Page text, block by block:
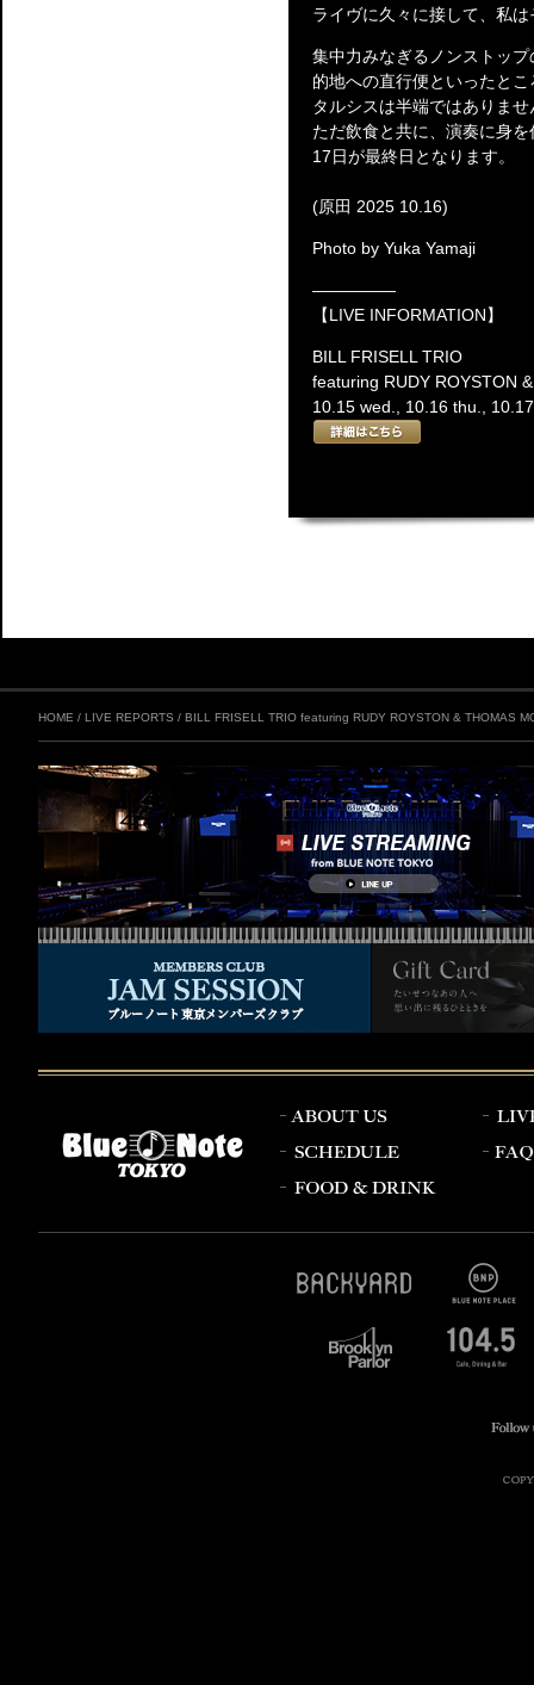
ライヴに久々に接して、私
集中力みなぎるノンストッ
的地への直行便といったと
タルシスは半端ではありま
ただ飲食と共に、演奏に身
17日が最終日となります。
(原田 2025 10.16)
Photo by Yuka Yamaji
―――――
【LIVE INFORMATION】
BILL FRISELL TRIO
featuring RUDY ROYSTON
10.15 wed., 10.16 thu.,
HOME / LIVE REPORTS / BILL FRISELL TRIO featuring RUDY ROYSTON & THOMAS